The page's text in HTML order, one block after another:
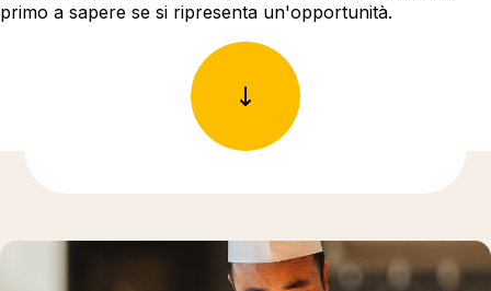
primo a sapere se si ripresenta un'opportunità.